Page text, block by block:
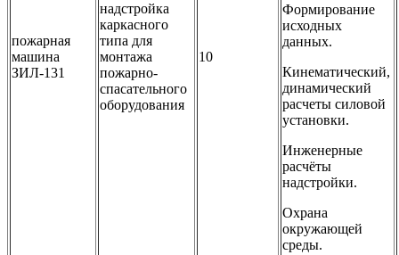
пожарная
машина
ЗИЛ-131
надстройка
каркасного
типа для
монтажа
пожарно-
спасательного
оборудования
10
Формирование
исходных
данных.
Кинематический,
динамический
расчеты силовой
установки.
Инженерные
расчёты
надстройки.
Охрана
окружающей
среды.